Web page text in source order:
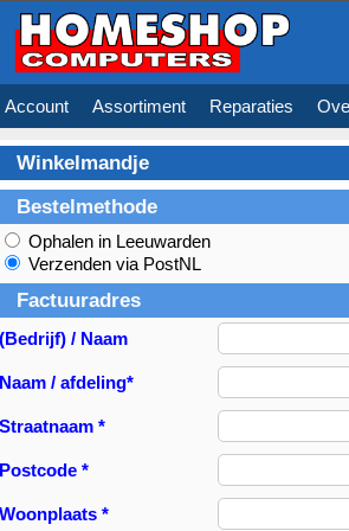
Account Assortiment Reparaties
Winkelmandje
Bestelmethode
Ophalen in Leeuwarden
Verzenden via PostNL
Factuuradres
(Bedrijf) / Naam
Naam / afdeling*
Straatnaam *
Postcode *
Woonplaats *